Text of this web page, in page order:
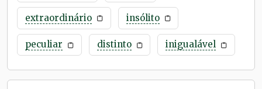
extraordinário insólito
peculiar distinto inigualável